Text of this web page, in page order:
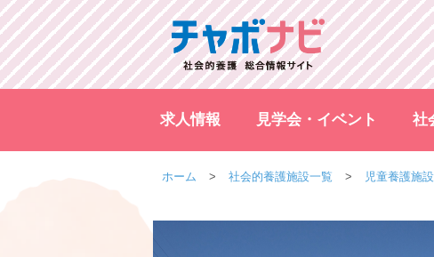
求人情報 見学会・イベント 社
ホーム 社会的養護施設一覧 児童養護施設